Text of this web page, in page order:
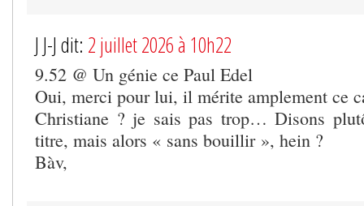
J J-J dit: 2 juillet 2026 à 10h22
9.52 @ Un génie ce Paul Edel
Oui, merci pour lui, il mérite amplement ce
Christiane ? je sais pas trop… Disons
titre, mais alors « sans bouillir », hein ?
Bàv,